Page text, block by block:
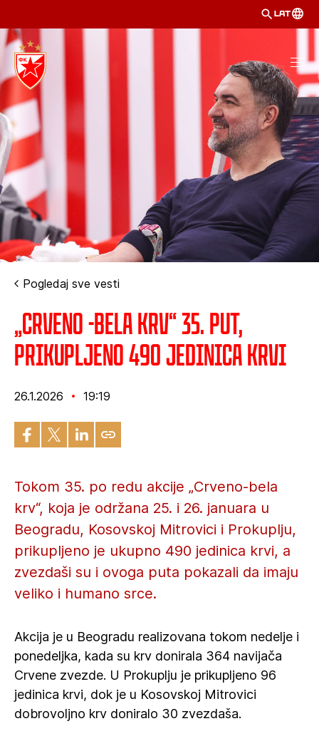
LAT
Pogledaj sve vesti
„Crveno -bela krv“ 35. put,
prikupljeno 490 jedinica krvi
26.1.2026 19:19
Tokom 35. po redu akcije „Crveno-bela
krv“, koja je održana 25. i 26. januara u
Beogradu, Kosovskoj Mitrovici i Prokuplju,
prikupljeno je ukupno 490 jedinica krvi, a
zvezdaši su i ovoga puta pokazali da imaju
veliko i humano srce.
Akcija je u Beogradu realizovana tokom nedelje i
ponedeljka, kada su krv donirala 364 navijača
Crvene zvezde. U Prokuplju je prikupljeno 96
jedinica krvi, dok je u Kosovskoj Mitrovici
dobrovoljno krv doniralo 30 zvezdaša.